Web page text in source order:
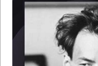
【動画】よく
国人が溺れてし
懲役7年を求
ら性的暴行被害